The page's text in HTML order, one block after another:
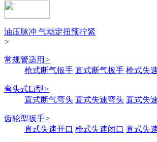
油压脉冲 气动定扭预拧紧
>
常规管适用 >
枪式断气扳手 直式断气扳手 枪式失
弯头式Li型>
直式断气弯头 直式失速弯头 直式失
齿轮型扳手>
直式失速开口 枪式失速闭口 直式失